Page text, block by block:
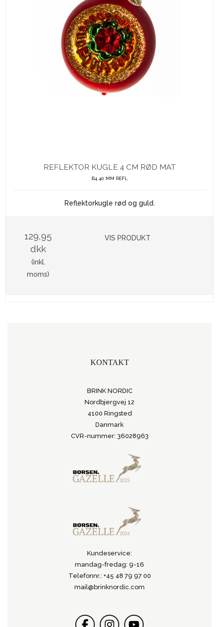
REFLEKTOR KUGLE 4 CM RØD MAT
B4 40 MM REFL
Reflektorkugle rød og guld.
129,95
dkk
(inkl.
moms)
VIS PRODUKT
KONTAKT
BRINK NORDIC
Nordbjergvej 12
4100 Ringsted
Danmark
CVR-nummer: 36028963
Kundeservice:
mandag-fredag: 9-16
Telefonnr.: +45 48 79 97 00
mail@brinknordic.com